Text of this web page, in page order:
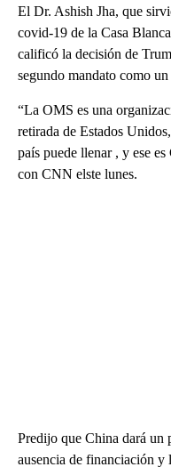
El Dr. Ashish Jha, que
covid-19 de la Casa
calificó la decisión de
segundo mandato como
“La OMS es una
retirada de Estados
país puede llenar , y ese
con CNN elste lunes.
Predijo que China dará un
ausencia de financiación y